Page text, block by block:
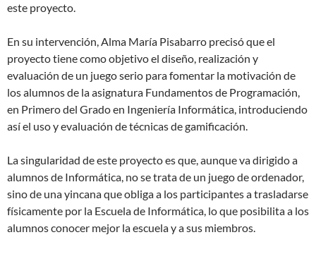
este proyecto.
En su intervención, Alma María Pisabarro precisó que el
proyecto tiene como objetivo el diseño, realización y
evaluación de un juego serio para fomentar la motivación de
los alumnos de la asignatura Fundamentos de Programación,
en Primero del Grado en Ingeniería Informática, introduciendo
así el uso y evaluación de técnicas de gamificación.
La singularidad de este proyecto es que, aunque va dirigido a
alumnos de Informática, no se trata de un juego de ordenador,
sino de una yincana que obliga a los participantes a trasladarse
físicamente por la Escuela de Informática, lo que posibilita a los
alumnos conocer mejor la escuela y a sus miembros.